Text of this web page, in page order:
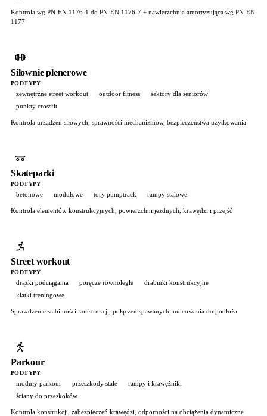
Kontrola wg PN-EN 1176-1 do PN-EN 1176-7 + nawierzchnia amortyzująca wg PN-EN
1177
Siłownie plenerowe
PODTYPY
zewnętrzne street workout outdoor fitness
sektory dla seniorów
punkty crossfit
Kontrola urządzeń siłowych, sprawności mechanizmów, bezpieczeństwa użytkowania
Skateparki
PODTYPY
betonowe modułowe tory pumptrack rampy stalowe
Kontrola elementów konstrukcyjnych, powierzchni jezdnych, krawędzi i przejść
Street workout
PODTYPY
drążki podciągania poręcze równoległe
drabinki konstrukcyjne
klatki treningowe
Sprawdzenie stabilności konstrukcji, połączeń spawanych, mocowania do podłoża
Parkour
PODTYPY
moduły parkour przeszkody stałe
rampy i krawężniki
ściany do przeskoków
Kontrola konstrukcji, zabezpieczeń krawędzi, odporności na obciążenia dynamiczne